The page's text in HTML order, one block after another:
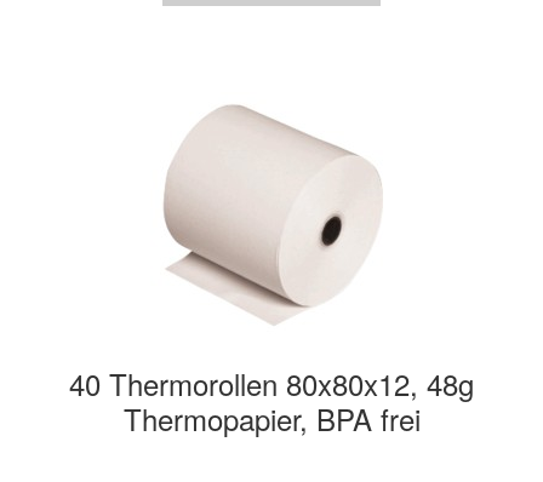
40 Thermorollen 80x80x12, 48g
Thermopapier, BPA frei